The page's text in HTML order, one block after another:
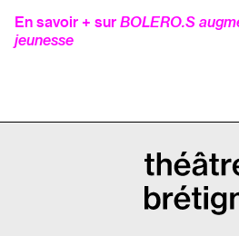
En savoir + sur BOLERO.S
jeunesse